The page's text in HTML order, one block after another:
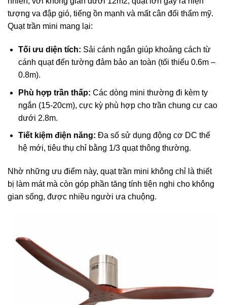
tượng va đập gió, tiếng ồn mạnh và mất cân đối thẩm mỹ.
Quạt trần mini mang lại:
Tối ưu diện tích: Sải cánh ngắn giúp khoảng cách từ
cánh quạt đến tường đảm bảo an toàn (tối thiểu 0.6m –
0.8m).
Phù hợp trần thấp: Các dòng mini thường đi kèm ty
ngắn (15-20cm), cực kỳ phù hợp cho trần chung cư cao
dưới 2.8m.
Tiết kiệm điện năng: Đa số sử dụng động cơ DC thế
hệ mới, tiêu thụ chỉ bằng 1/3 quạt thông thường.
Nhờ những ưu điểm này, quạt trần mini không chỉ là thiết
bị làm mát mà còn góp phần tăng tính tiện nghi cho không
gian sống, được nhiều người ưa chuộng.